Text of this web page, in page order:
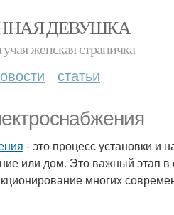
ДЕВУШКА
женская страничка
статьи
- это процесс установки и
или дом. Это важный этап в
многих